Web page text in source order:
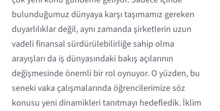
bulunduğumuz dünyaya karşı taşımamız gereken
duyarlılıklar değil, aynı zamanda şirketlerin uzun
vadeli finansal sürdürülebilirliğe sahip olma
arayışları da iş dünyasındaki bakış açılarının
değişmesinde önemli bir rol oynuyor. O yüzden, bu
seneki vaka çalışmalarında öğrencilerimize söz
konusu yeni dinamikleri tanıtmayı hedefledik. İklim